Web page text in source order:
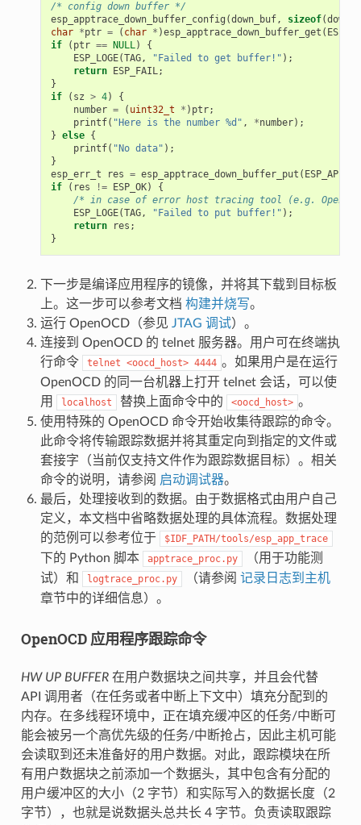
/* config down buffer */
esp_apptrace_down_buffer_config (down_buf, sizeof(
char *ptr = ( char * )esp_apptrace_down_buffer_get (
if
( ptr == NULL)
{
ESP_LOGE(TAG, "Failed to get buffer!" );
return
ESP_FAIL;
}
if
( sz > 4)
{
number = ( uint32_t * ) ptr;
printf( "Here is the number %d" , *number);
} else {
printf( "No data" );
}
esp_err_t
res = esp_apptrace_down_buffer_put (
if
( res != ESP_OK)
{
/* in case of error host tracing tool (e.g.
ESP_LOGE(TAG, "Failed to put buffer!" );
return
res ;
}
下一步是编译应用程序的镜像，并将其下载到目标板
上。这一步可以参考文档 构建并烧写。
运行 OpenOCD（参见 JTAG 调试）。
连接到 OpenOCD 的 telnet 服务器。用户可在终端执
行命令
telnet <oocd_host> 4444 。如果用户是在运行
OpenOCD 的同一台机器上打开 telnet 会话，可以使
用
localhost 替换上面命令中的 <oocd_host> 。
使用特殊的 OpenOCD 命令开始收集待跟踪的命令。
此命令将传输跟踪数据并将其重定向到指定的文件或
套接字（当前仅支持文件作为跟踪数据目标）。相关
命令的说明，请参阅 启动调试器。
最后，处理接收到的数据。由于数据格式由用户自己
定义，本文档中省略数据处理的具体流程。数据处理
的范例可以参考位于
$IDF_PATH/tools/esp_app_trace
下的 Python 脚本 apptrace_proc.py
（用于功能测
试）和
logtrace_proc.py （请参阅 记录日志到主机
章节中的详细信息）。
OpenOCD 应用程序跟踪命令
HW UP BUFFER在用户数据块之间共享，并且会代替
API 调用者（在任务或者中断上下文中）填充分配到的
内存。在多线程环境中，正在填充缓冲区的任务/中断可
能会被另一个高优先级的任务/中断抢占，因此主机可能
会读取到还未准备好的用户数据。对此，跟踪模块在所
有用户数据块之前添加一个数据头，其中包含有分配的
用户缓冲区的大小（2 字节）和实际写入的数据长度（2
字节），也就是说数据头总共长 4 字节。负责读取跟踪